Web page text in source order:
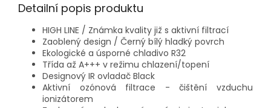
Detailní popis produktu
HIGH LINE / Známka kvality již s aktivní filtrací
Zaoblený design / Černý bílý hladký povrch
Ekologické a úsporné chladivo R32
Třída až A+++ v režimu chlazení/topení
Designový IR ovladač Black
Aktivní ozónová filtrace - čištění vzduchu
ionizátorem